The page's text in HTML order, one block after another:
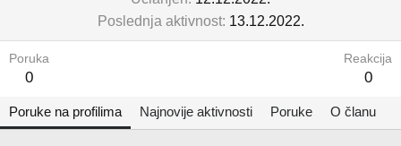
Poslednja aktivnost 13.12.2022.
Poruka
0
Reakcija
0
Poruke na profilima Najnovije aktivnosti Poruke O članu